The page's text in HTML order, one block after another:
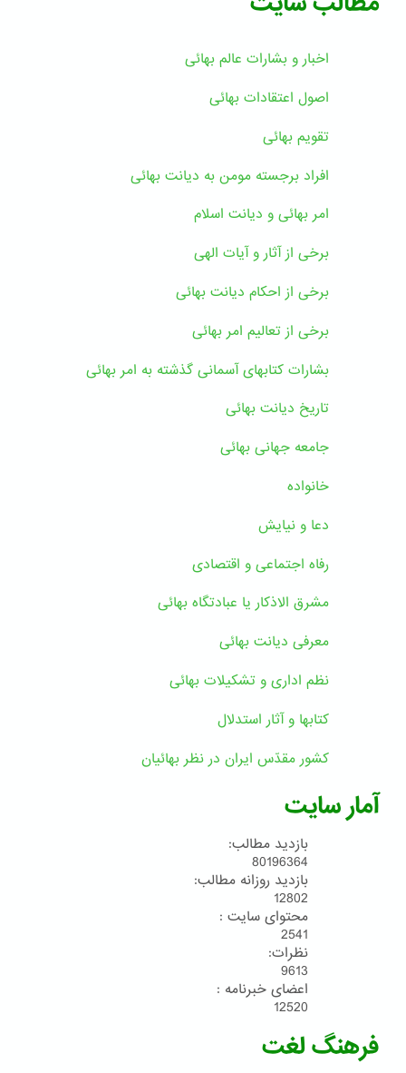
اخبار و بشارات عالم بهائى
اصول اعتقادات بهائی
تقویم بهائی
افراد برجسته مومن به دیانت بهائی
امر بهائی و دیانت اسلام
برخی از آثار و آیات الهی
برخی از احکام دیانت بهائی
برخی از تعالیم امر بهائی
بشارات کتابهای آسمانی گذشته به امر بهائی
تاریخ دیانت بهائی
جامعه جهانی بهائی
خانواده
دعا و نیایش
رفاه اجتماعی و اقتصادی
مشرق الاذکار یا عبادتگاه بهائی
معرفی دیانت بهائی
نظم اداری و تشکیلات بهائی
کتابها و آثار استدلال
کشور مقدّس ایران در نظر بهائیان
آمار سایت
بازدید مطالب:
80196364
بازدید روزانه مطالب:
12802
محتوای سایت :
2541
نظرات:
9613
اعضای خبرنامه :
12520
فرهنگ لغت